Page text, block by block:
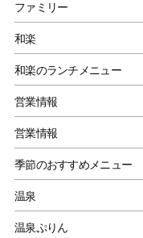
ファミリー
和楽
和楽のランチメニュー
営業情報
営業情報
季節のおすすめメニュー
温泉
温泉ぷりん